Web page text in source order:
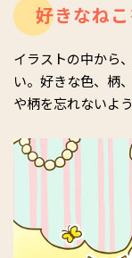
好きなねこ
イラストの中から
い。好きな色、柄
や柄を忘れないよ